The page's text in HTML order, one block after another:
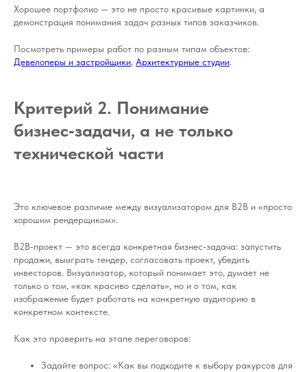
Хорошее портфолио — это не просто красивые картинки, а
демонстрация понимания задач разных типов заказчиков.
Посмотреть примеры работ по разным типам объектов:
Девелоперы и застройщики, Архитектурные студии.
Критерий 2. Понимание
бизнес‑задачи, а не только
технической части
Это ключевое различие между визуализатором для B2B и «просто
хорошим рендерщиком».
B2B‑проект — это всегда конкретная бизнес‑задача: запустить
продажи, выиграть тендер, согласовать проект, убедить
инвесторов. Визуализатор, который понимает это, думает не
только о том, «как красиво сделать», но и о том, как
изображение будет работать на конкретную аудиторию в
конкретном контексте.
Как это проверить на этапе переговоров:
Задайте вопрос: «Как вы подходите к выбору ракурсов для